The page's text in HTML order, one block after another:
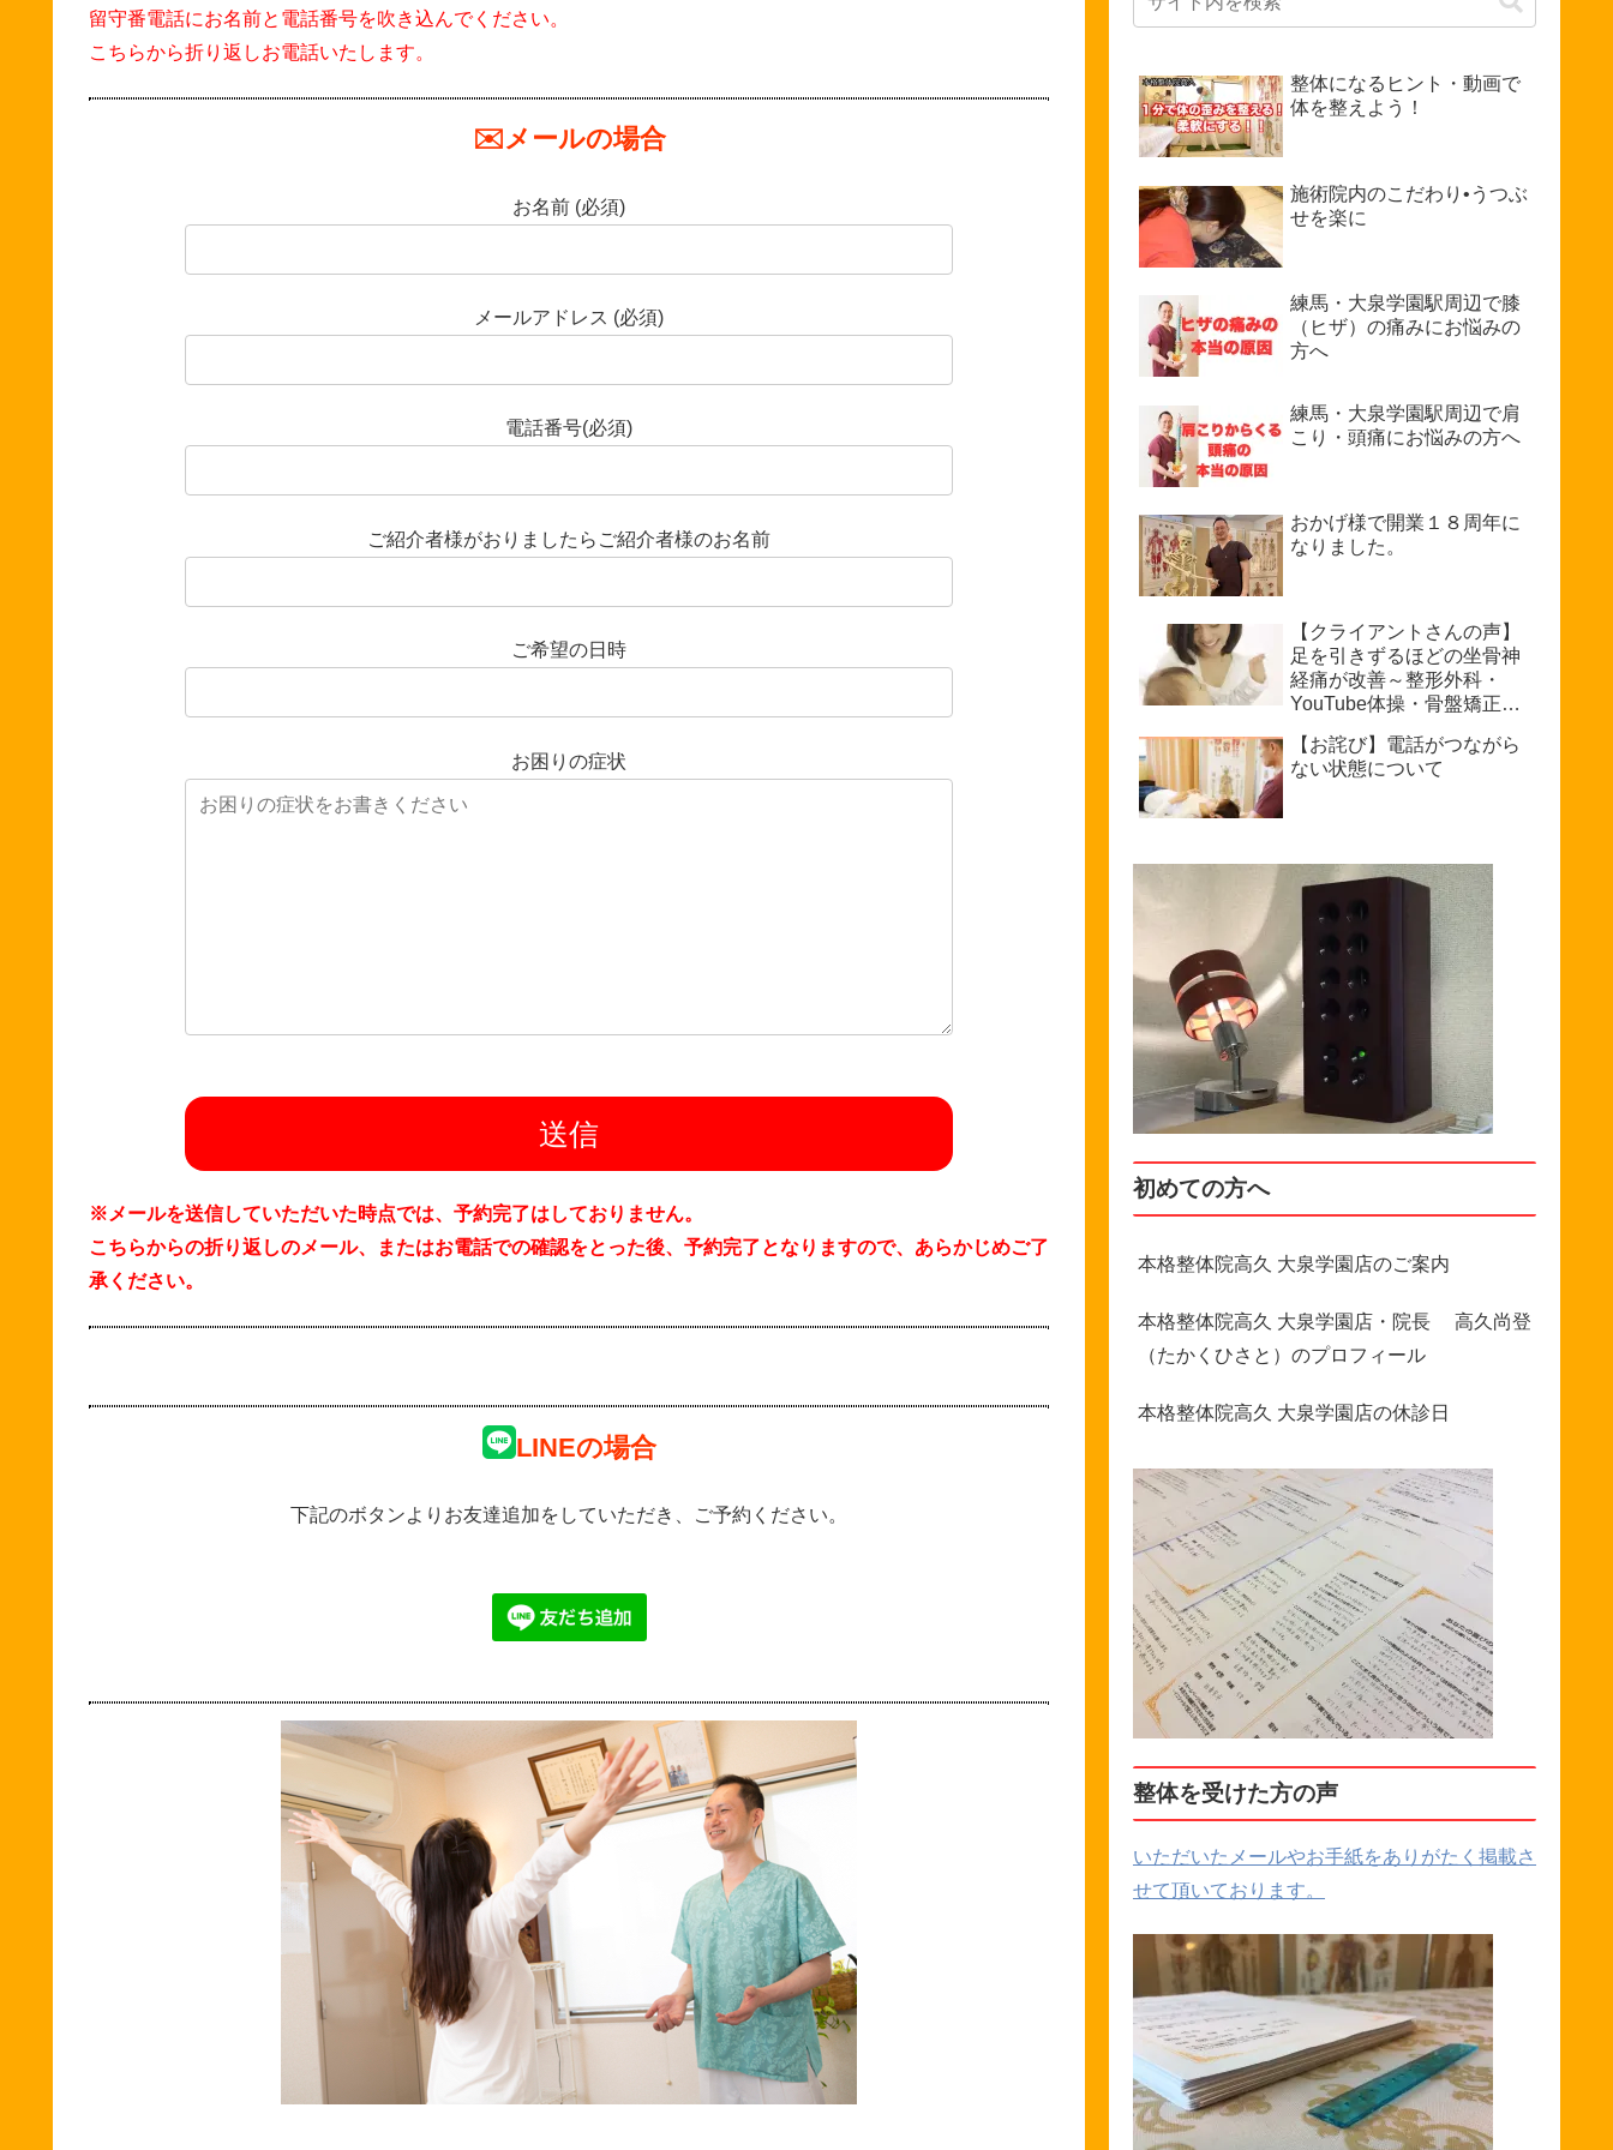
留守番電話にお名前と電話番号を吹き込んでください。
こちらから折り返しお電話いたします。
✉️メールの場合
お名前 (必須)
メールアドレス (必須)
電話番号(必須)
ご紹介者様がおりましたらご紹介者様のお名前
ご希望の日時
お困りの症状
※メールを送信していただいた時点では、予約完了はしておりません。
こちらからの折り返しのメール、またはお電話での確認をとった後、予約完了となりますので、あらかじめご了
承ください。
LINEの場合
下記のボタンよりお友達追加をしていただき、ご予約ください。
整体になるヒント・動画で
体を整えよう！
施術院内のこだわり•うつぶ
せを楽に
練馬・大泉学園駅周辺で膝
（ヒザ）の痛みにお悩みの
方へ
練馬・大泉学園駅周辺で肩
こり・頭痛にお悩みの方へ
おかげ様で開業１８周年に
なりました。
【クライアントさんの声】
足を引きずるほどの坐骨神
経痛が改善～整形外科・
YouTube体操・骨盤矯正で
けるまで～坐骨神経痛を治
療できる整体を探している
【お詫び】電話がつながら
ない状態について
初めての方へ
本格整体院高久 大泉学園店のご案内
本格整体院高久 大泉学園店・院長 高久尚登
（たかくひさと）のプロフィール
本格整体院高久 大泉学園店の休診日
整体を受けた方の声
いただいたメールやお手紙をありがたく掲載さ
せて頂いております。